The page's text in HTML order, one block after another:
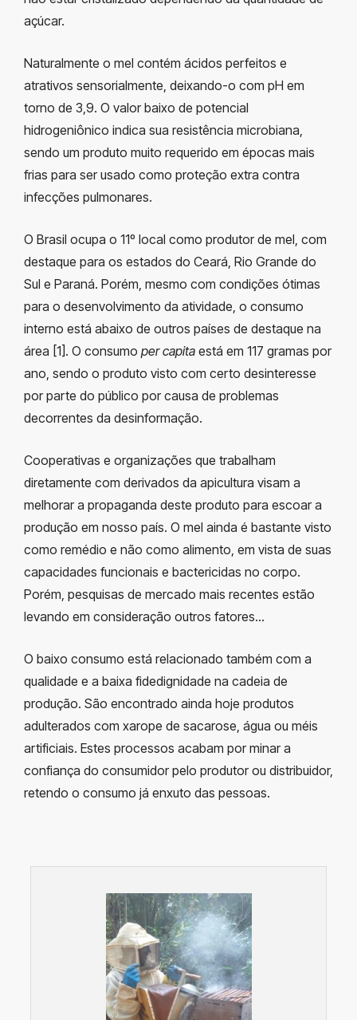
açúcar.
Naturalmente o mel contém ácidos perfeitos e
atrativos sensorialmente, deixando-o com pH em
torno de 3,9. O valor baixo de potencial
hidrogeniônico indica sua resistência microbiana,
sendo um produto muito requerido em épocas mais
frias para ser usado como proteção extra contra
infecções pulmonares.
O Brasil ocupa o 11º local como produtor de mel, com
destaque para os estados do Ceará, Rio Grande do
Sul e Paraná. Porém, mesmo com condições ótimas
para o desenvolvimento da atividade, o consumo
interno está abaixo de outros países de destaque na
área [1]. O consumo per capita está em 117 gramas por
ano, sendo o produto visto com certo desinteresse
por parte do público por causa de problemas
decorrentes da desinformação.
Cooperativas e organizações que trabalham
diretamente com derivados da apicultura visam a
melhorar a propaganda deste produto para escoar a
produção em nosso país. O mel ainda é bastante visto
como remédio e não como alimento, em vista de suas
capacidades funcionais e bactericidas no corpo.
Porém, pesquisas de mercado mais recentes estão
levando em consideração outros fatores…
O baixo consumo está relacionado também com a
qualidade e a baixa fidedignidade na cadeia de
produção. São encontrado ainda hoje produtos
adulterados com xarope de sacarose, água ou méis
artificiais. Estes processos acabam por minar a
confiança do consumidor pelo produtor ou distribuidor,
retendo o consumo já enxuto das pessoas.